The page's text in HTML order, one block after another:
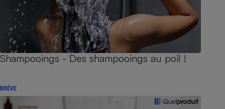
Shampooings - Des shampooings au poil !
BRÈVE